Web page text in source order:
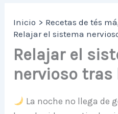
Inicio
Recetas de tés
Relajar el sistema
Relajar el
nervioso tras
La noche no llega de